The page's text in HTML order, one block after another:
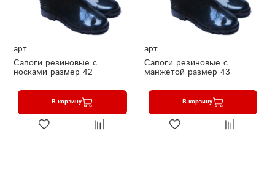
арт.
Сапоги резиновые с
носками размер 42
В корзину
арт.
Сапоги резиновые с
манжетой размер 43
В корзину